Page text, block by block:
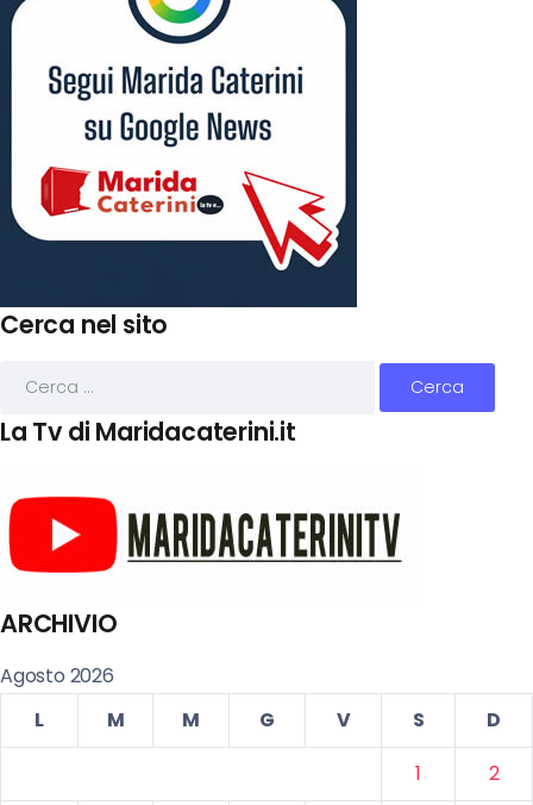
Cerca nel sito
La Tv di Maridacaterini.it
ARCHIVIO
Agosto 2026
L
M M G V S
D
1
2